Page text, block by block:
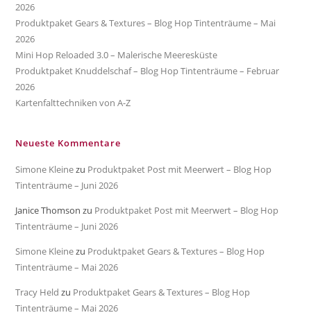
2026
Produktpaket Gears & Textures – Blog Hop Tintenträume – Mai
2026
Mini Hop Reloaded 3.0 – Malerische Meeresküste
Produktpaket Knuddelschaf – Blog Hop Tintenträume – Februar
2026
Kartenfalttechniken von A-Z
Neueste Kommentare
Simone Kleinezu Produktpaket Post mit Meerwert – Blog Hop
Tintenträume – Juni 2026
Janice Thomson zu Produktpaket Post mit Meerwert – Blog Hop
Tintenträume – Juni 2026
Simone Kleinezu Produktpaket Gears & Textures – Blog Hop
Tintenträume – Mai 2026
Tracy Held zu Produktpaket Gears & Textures – Blog Hop
Tintenträume – Mai 2026